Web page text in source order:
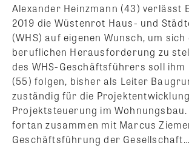
Alexander Heinzmann (43) verlässt
2019 die Wüstenrot Haus- und
(WHS) auf eigenen Wunsch, um
beruflichen Herausforderung zu
des WHS-Geschäftsführers soll ihm
(55) folgen, bisher als Leiter
zuständig für die
Projektsteuerung im
fortan zusammen mit Marcus
Geschäftsführung der Gesellschaft…